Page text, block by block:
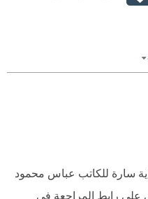
ثقيلة، وبعضها غير موثق...
الدين (خصوصاً وأن
وتركت الكتاب.
وللأسف ندمت.
سارة للكاتب عباس محمود
على رابط المراجعة في